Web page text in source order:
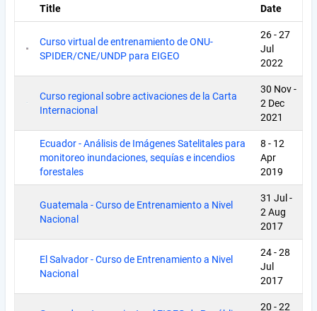
Title Date
Curso virtual de entrenamiento de ONU-
SPIDER/CNE/UNDP para EIGEO
26-27
Jul
2022
Curso regional sobre activaciones de la Carta
Internacional
30 Nov-
2 Dec
2021
Ecuador - Análisis de Imágenes Satelitales para
monitoreo inundaciones, sequías e incendios
forestales
8 - 12
Apr
2019
Guatemala - Curso de Entrenamiento a Nivel
Nacional
31 Jul -
2 Aug
2017
El Salvador - Curso de Entrenamiento a Nivel
Nacional
24-28
Jul
2017
20 -22